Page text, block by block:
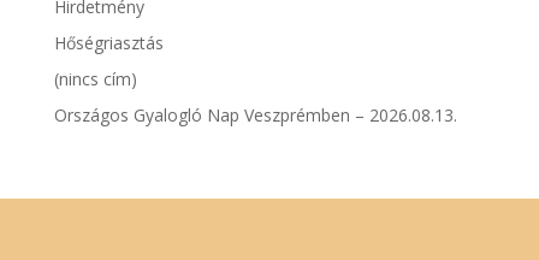
Hirdetmény
Hőségriasztás
(nincs cím)
Országos Gyalogló Nap Veszprémben – 2026.08.13.